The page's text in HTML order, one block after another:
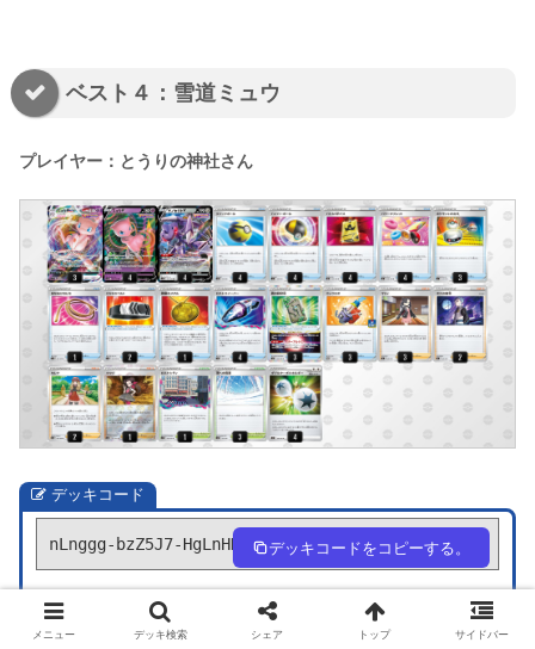
ベスト４：雪道ミュウ
プレイヤー：とうりの神社さん
デッキコード
nLnggg-bzZ5J7-HgLnHH デッキコードをコピーする。
デッキ作成
メニュー デッキ検索 シェア トップ サイドバー